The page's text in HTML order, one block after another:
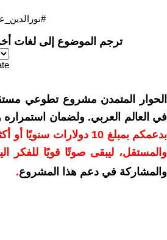
ترجم الموضوع إلى لغات
الحوار المتمدن مشروع تطوعي
في العالم العربي. ولضمان
بدعمكم بمبلغ 10
والمستقل، ليبقى صوتًا قويًا للفكر
والمشاركة في دعم هذا المشروع.